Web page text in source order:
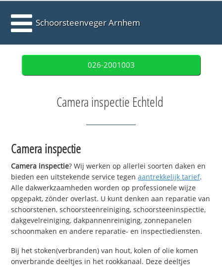
Schoorsteenveger Arnhem
026-2001003
Camera inspectie Echteld
Camera inspectie
Camera inspectie? Wij werken op allerlei soorten daken en
bieden een uitstekende service tegenaantrekkelijk tarief.
Alle dakwerkzaamheden worden op professionele wijze
opgepakt, zónder overlast. U kunt denken aan reparatie van
schoorstenen, schoorsteenreiniging, schoorsteeninspectie,
dakgevelreiniging, dakpannenreiniging, zonnepanelen
schoonmaken en andere reparatie- en inspectiediensten.
Bij het stoken(verbranden) van hout, kolen of olie komen
onverbrande deeltjes in het rookkanaal. Deze deeltjes